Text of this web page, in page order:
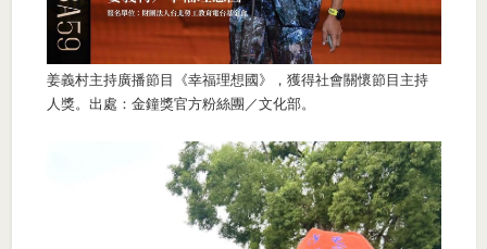
姜義村主持廣播節目《幸福理想國》，獲得社會關懷節目主持
人獎。出處：金鐘獎官方粉絲團／文化部。